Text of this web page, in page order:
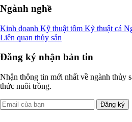
Ngành nghề
Kinh doanh Kỹ thuật tôm Kỹ thuật cá
Liên quan thủy sản
Đăng ký nhận bản tin
Nhận thông tin mới nhất về ngành thủy
thức nuôi trồng.
Đăng ký